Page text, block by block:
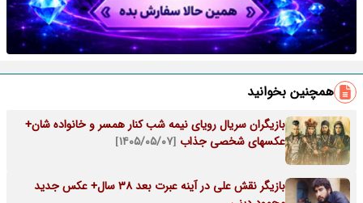
همچنین بخوانید
بازیگران سریال رویای نیمه شب کنار همسر و خانواده شان+
عکسهای شخصی جذاب [۱۴۰۵/۰۵/۰۷]
بازیگر نقش علی در آینه عبرت بعد 38 سال+ عکس جدید